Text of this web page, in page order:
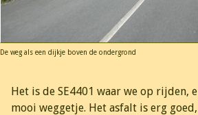
De weg als een dijkje boven de ondergrond
Het is de SE4401 waar we op rijden,
mooi weggetje. Het asfalt is erg